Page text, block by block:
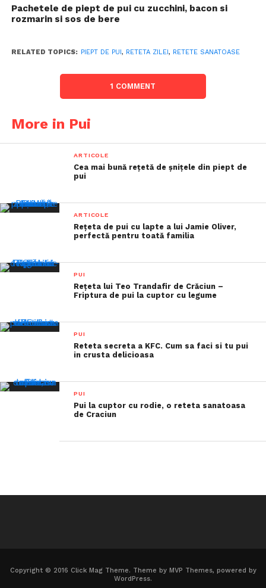
Pachetele de piept de pui cu zucchini, bacon si
rozmarin si sos de bere
RELATED TOPICS: PIEPT DE PUI, RETETA ZILEI, RETETE SANATOASE
1 COMMENT
More in Pui
ARTICOLE
Cea mai bună rețetă de șnițele din piept de
pui
ARTICOLE
Rețeta de pui cu lapte a lui Jamie Oliver,
perfectă pentru toată familia
PUI
Rețeta lui Teo Trandafir de Crăciun –
Friptura de pui la cuptor cu legume
PUI
Reteta secreta a KFC. Cum sa faci si tu pui
in crusta delicioasa
PUI
Pui la cuptor cu rodie, o reteta sanatoasa
de Craciun
Copyright © 2016 Click Mag Theme. Theme by MVP Themes, powered by
WordPress.